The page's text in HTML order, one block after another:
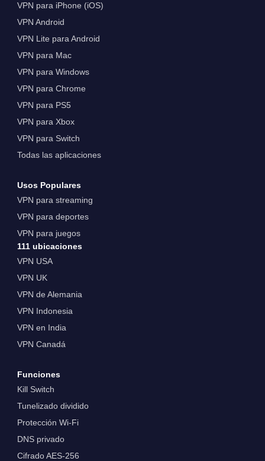
VPN para iPhone (iOS)
VPN Android
VPN Lite para Android
VPN para Mac
VPN para Windows
VPN para Chrome
VPN para PS5
VPN para Xbox
VPN para Switch
Todas las aplicaciones
Usos Populares
VPN para streaming
VPN para deportes
VPN para juegos
111 ubicaciones
VPN USA
VPN UK
VPN de Alemania
VPN Indonesia
VPN en India
VPN Canadá
Funciones
Kill Switch
Tunelizado dividido
Protección Wi-Fi
DNS privado
Cifrado AES-256